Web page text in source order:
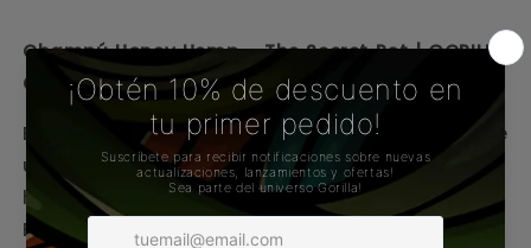
Champú Honey Hemp – The Secret Pot | GORILLA
CONCEPT STORE
El champú Honey Hemp de The Secret Pot ofrece
una limpieza suave junto con un efecto
hidratante y reestructurante inmediato.
Especialmente indicado para cabellos secos y